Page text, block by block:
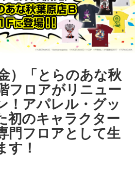
）「とらのあな秋
フロアがリニュー
！アパレル・グッ
初のキャラクター
門フロアとして生
す！